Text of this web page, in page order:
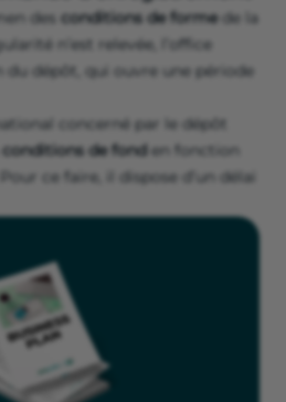
des conditions de formede la
n’est relevée, l’office
dépôt, qui ouvre une période
concerné par le dépôt
conditions de fond en fonction
ce faire, il dispose d’un délai